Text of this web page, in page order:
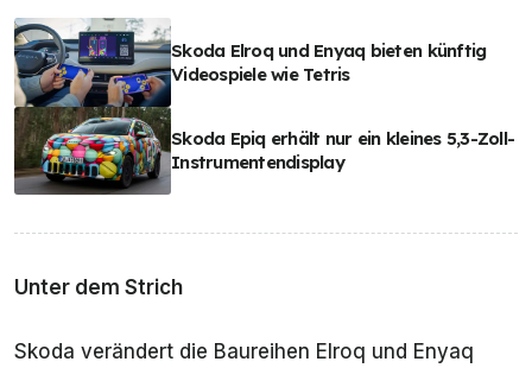
Skoda Elroq und Enyaq bieten künftig
Videospiele wie Tetris
Skoda Epiq erhält nur ein kleines 5,3-Zoll-
Instrumentendisplay
Unter dem Strich
Skoda verändert die Baureihen Elroq und Enyaq